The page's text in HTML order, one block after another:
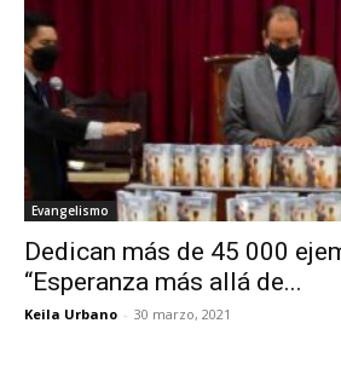
Evangelismo
Dedican más de 45 000
“Esperanza más allá de...
Keila Urbano - 30 marzo, 2021